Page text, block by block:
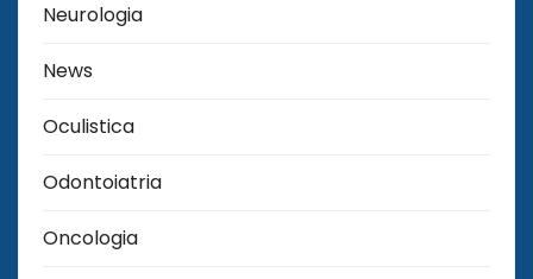
Neurologia
News
Oculistica
Odontoiatria
Oncologia